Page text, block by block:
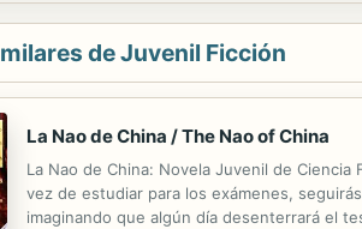
de Juvenil Ficción
La Nao de China / The Nao of China
La Nao de China: Novela Juvenil de
vez de estudiar para los exámenes,
imaginando que algún día desenterrará el